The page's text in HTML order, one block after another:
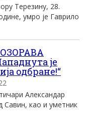
Терезину, 28.
умро је Гаврило
је
одбране!“
Александар
Савин, као и уметник